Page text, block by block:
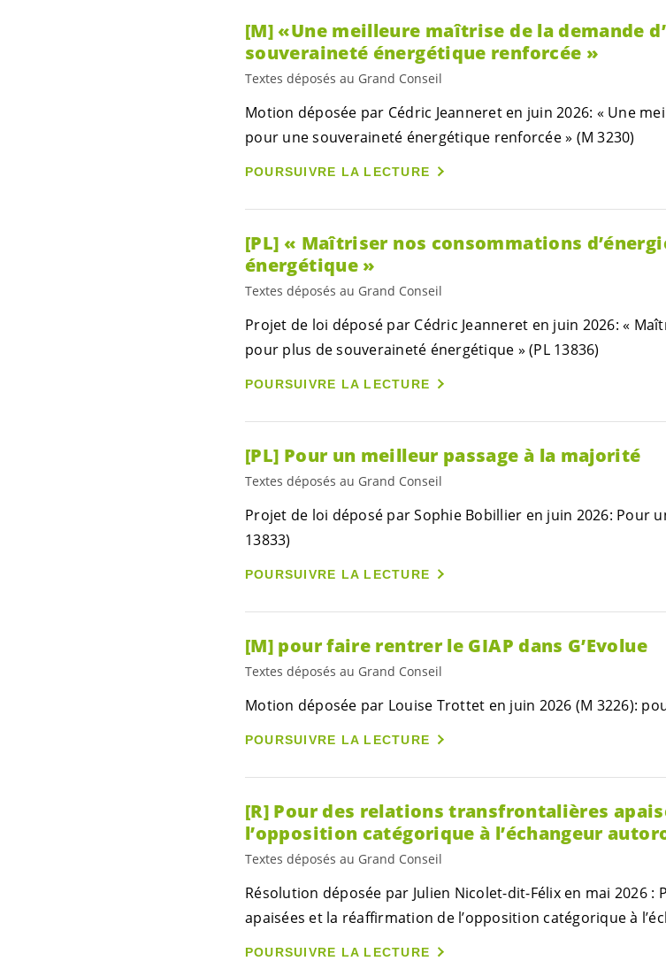
[M] «Une meilleure maîtrise de la demande
souveraineté énergétique renforcée »
Textes déposés au Grand Conseil
Motion déposée par Cédric Jeanneret en juin 2026: « Une
pour une souveraineté énergétique renforcée » (M 3230)
POURSUIVRE LA LECTURE
[PL] « Maîtriser nos consommations
énergétique »
Textes déposés au Grand Conseil
Projet de loi déposé par Cédric Jeanneret en juin 2026: «
pour plus de souveraineté énergétique » (PL 13836)
POURSUIVRE LA LECTURE
[PL] Pour un meilleur passage à la majorité
Textes déposés au Grand Conseil
Projet de loi déposé par Sophie Bobillier en juin 2026: Pour
13833)
POURSUIVRE LA LECTURE
[M] pour faire rentrer le GIAP dans G’Evolue
Textes déposés au Grand Conseil
Motion déposée par Louise Trottet en juin 2026 (M 3226):
POURSUIVRE LA LECTURE
[R] Pour des relations transfrontalières
l’opposition catégorique à l’échangeur
Textes déposés au Grand Conseil
Résolution déposée par Julien Nicolet-dit-Félix en mai 2026
apaisées et la réaffirmation de l’opposition catégorique à
POURSUIVRE LA LECTURE